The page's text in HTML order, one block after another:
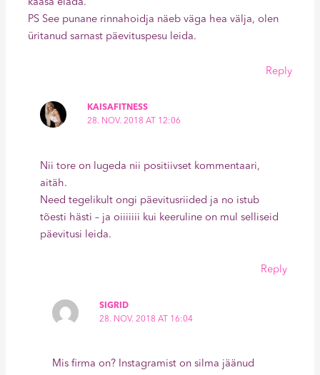
kaasa elada.
PS See punane rinnahoidja näeb väga hea välja, olen
üritanud sarnast päevituspesu leida.
Reply
KAISAFITNESS
28. NOV. 2018 AT 12:06
Nii tore on lugeda nii positiivset kommentaari,
aitäh.
Need tegelikult ongi päevitusriided ja no istub
tõesti hästi – ja oiiiiiii kui keeruline on mul selliseid
päevitusi leida.
Reply
SIGRID
28. NOV. 2018 AT 16:04
Mis firma on? Instagramist on silma jäänud